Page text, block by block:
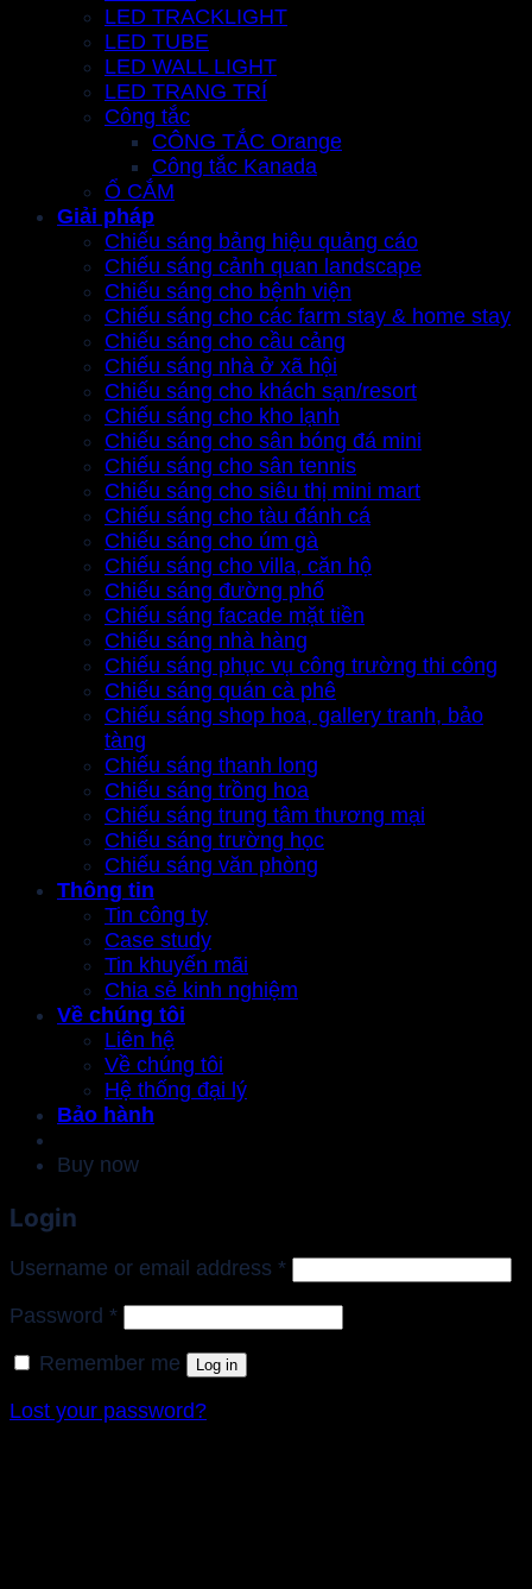
LED TRACKLIGHT
LED TUBE
LED WALL LIGHT
LED TRANG TRÍ
Công tắc
CÔNG TẮC Orange
Công tắc Kanada
Ổ CẮM
Giải pháp
Chiếu sáng bảng hiệu quảng cáo
Chiếu sáng cảnh quan landscape
Chiếu sáng cho bệnh viện
Chiếu sáng cho các farm stay & home stay
Chiếu sáng cho cầu cảng
Chiếu sáng nhà ở xã hội
Chiếu sáng cho khách sạn/resort
Chiếu sáng cho kho lạnh
Chiếu sáng cho sân bóng đá mini
Chiếu sáng cho sân tennis
Chiếu sáng cho siêu thị mini mart
Chiếu sáng cho tàu đánh cá
Chiếu sáng cho úm gà
Chiếu sáng cho villa, căn hộ
Chiếu sáng đường phố
Chiếu sáng facade mặt tiền
Chiếu sáng nhà hàng
Chiếu sáng phục vụ công trường thi công
Chiếu sáng quán cà phê
Chiếu sáng shop hoa, gallery tranh, bảo
tàng
Chiếu sáng thanh long
Chiếu sáng trồng hoa
Chiếu sáng trung tâm thương mại
Chiếu sáng trường học
Chiếu sáng văn phòng
Thông tin
Tin công ty
Case study
Tin khuyến mãi
Chia sẻ kinh nghiệm
Về chúng tôi
Liên hệ
Về chúng tôi
Hệ thống đại lý
Bảo hành
Buy now
Login
Username or email address *Required
Password *Required
Remember me Log in
Lost your password?